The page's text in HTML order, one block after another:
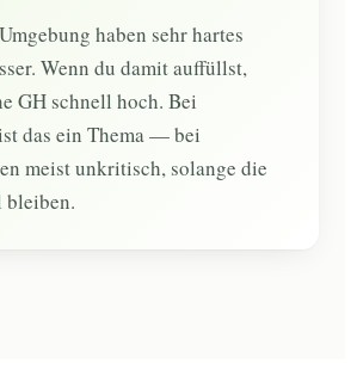
haben sehr hartes
Wenn du damit auffüllst,
GH schnell hoch. Bei
das ein Thema — bei
meist unkritisch, solange die
bleiben.